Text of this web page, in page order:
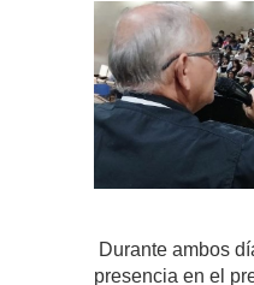
Durante ambos
presencia en el